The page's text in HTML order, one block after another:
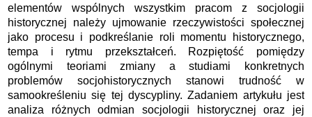
elementów wspólnych wszystkim pracom z socjologii
historycznej należy ujmowanie rzeczywistości społecznej
jako procesu i podkreślanie roli momentu historycznego,
tempa i rytmu przekształceń. Rozpiętość pomiędzy
ogólnymi teoriami zmiany a studiami konkretnych
problemów socjohistorycznych stanowi trudność w
samookreśleniu się tej dyscypliny. Zadaniem artykułu jest
analiza różnych odmian socjologii historycznej oraz jej